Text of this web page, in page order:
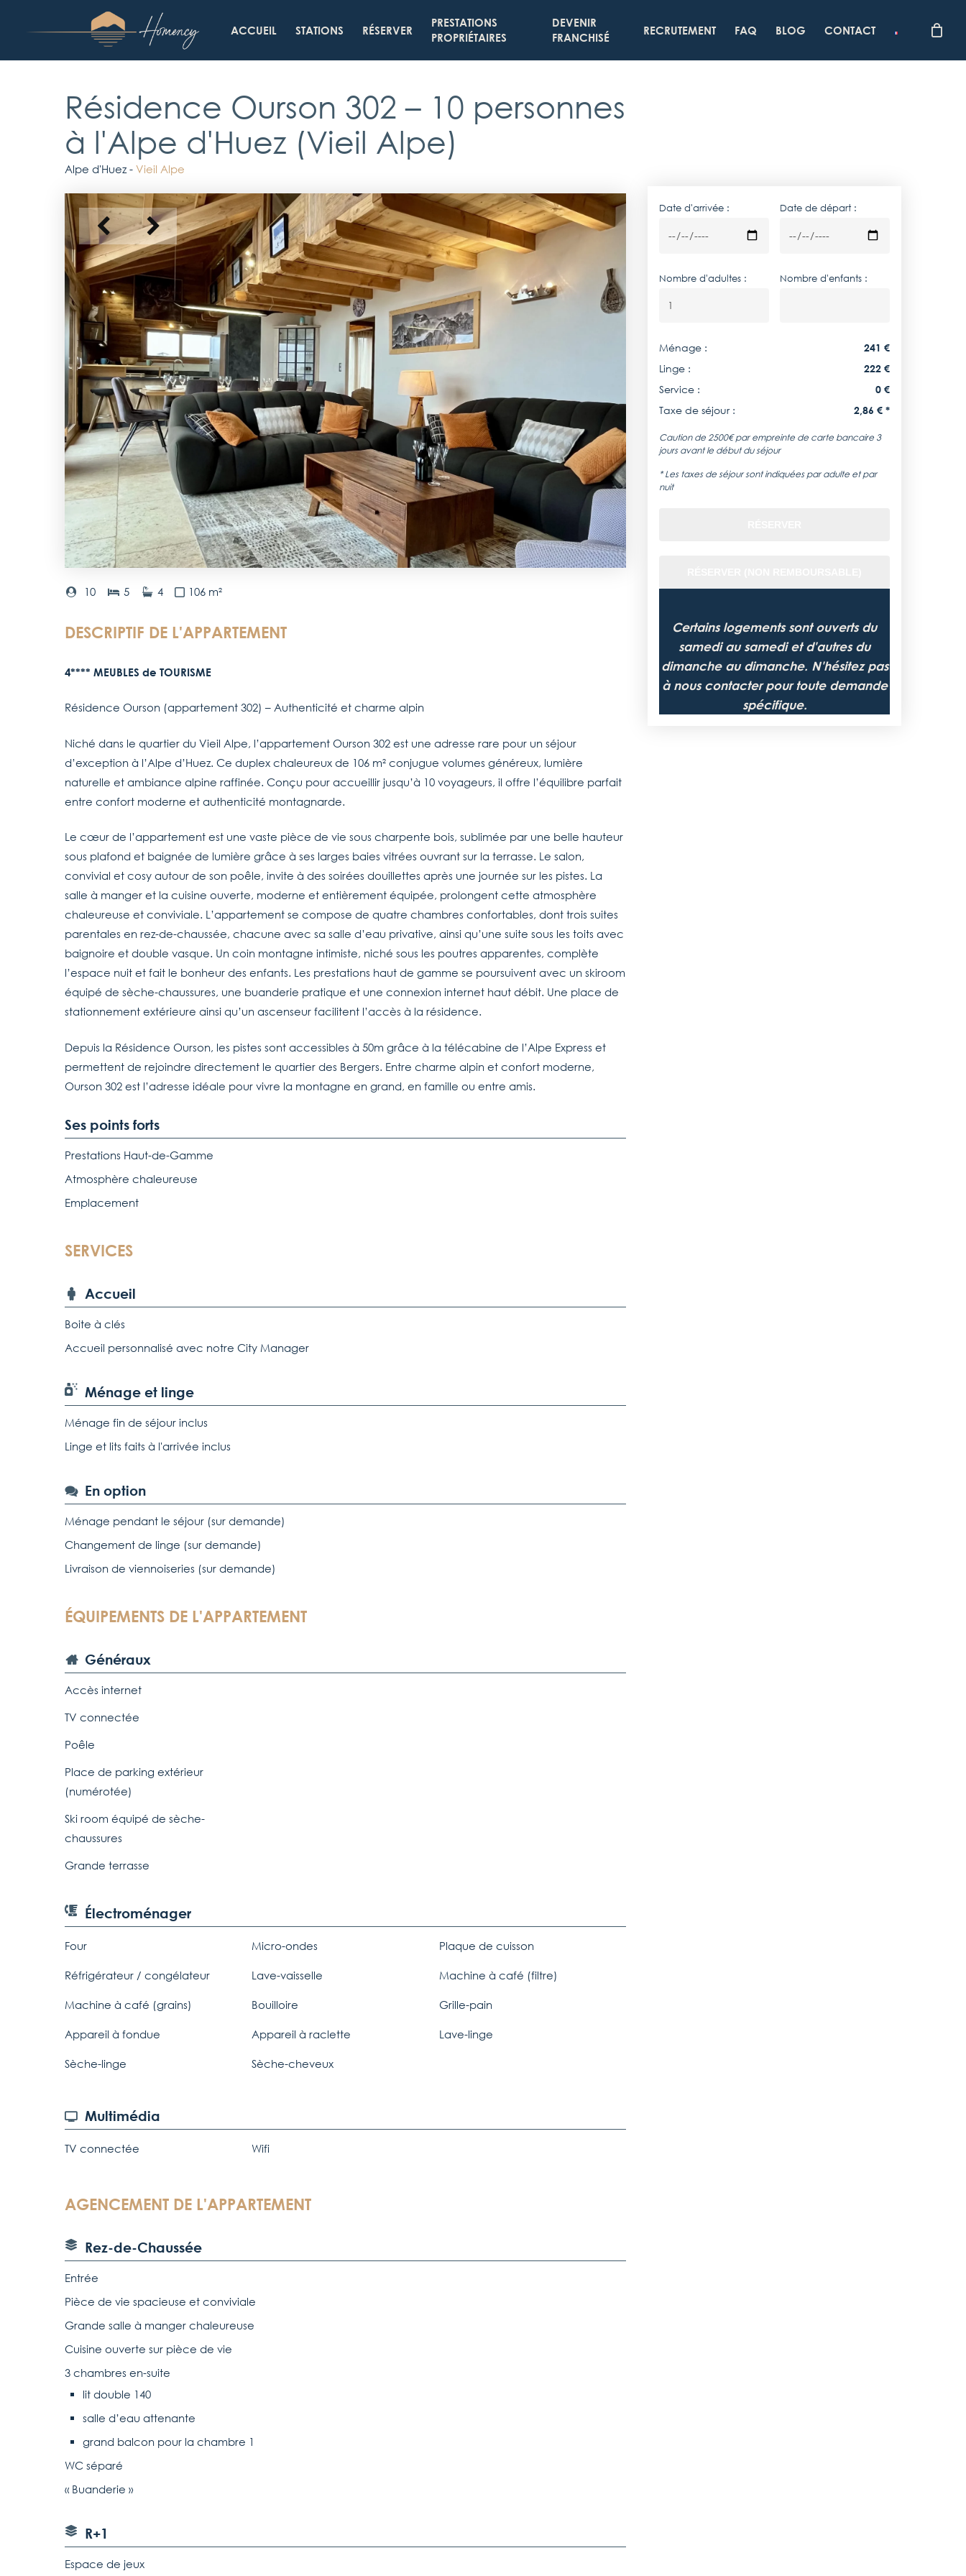
ACCUEIL STATIONS RÉSERVER
PRESTATIONS
PROPRIÉTAIRES
DEVENIR
FRANCHISÉ
RECRUTEMENT FAQ BLOG CONTACT
Résidence Ourson 302 – 10 personnes
à l'Alpe d'Huez (Vieil Alpe)
Alpe d'Huez - Vieil Alpe
10 5 4 106 m²
DESCRIPTIF DE L'APPARTEMENT
4**** MEUBLES de TOURISME
Résidence Ourson (appartement 302) – Authenticité et charme alpin
Niché dans le quartier du Vieil Alpe, l’appartement Ourson 302 est une adresse rare pour un séjour
d’exception à l’Alpe d’Huez. Ce duplex chaleureux de 106 m² conjugue volumes généreux, lumière
naturelle et ambiance alpine raffinée. Conçu pour accueillir jusqu’à 10 voyageurs, il offre l’équilibre parfait
entre confort moderne et authenticité montagnarde.
Le cœur de l’appartement est une vaste pièce de vie sous charpente bois, sublimée par une belle hauteur
sous plafond et baignée de lumière grâce à ses larges baies vitrées ouvrant sur la terrasse. Le salon,
convivial et cosy autour de son poêle, invite à des soirées douillettes après une journée sur les pistes. La
salle à manger et la cuisine ouverte, moderne et entièrement équipée, prolongent cette atmosphère
chaleureuse et conviviale. L’appartement se compose de quatre chambres confortables, dont trois suites
parentales en rez-de-chaussée, chacune avec sa salle d’eau privative, ainsi qu’une suite sous les toits avec
baignoire et double vasque. Un coin montagne intimiste, niché sous les poutres apparentes, complète
l’espace nuit et fait le bonheur des enfants. Les prestations haut de gamme se poursuivent avec un skiroom
équipé de sèche-chaussures, une buanderie pratique et une connexion internet haut débit. Une place de
stationnement extérieure ainsi qu’un ascenseur facilitent l’accès à la résidence.
Depuis la Résidence Ourson, les pistes sont accessibles à 50m grâce à la télécabine de l’Alpe Express et
permettent de rejoindre directement le quartier des Bergers. Entre charme alpin et confort moderne,
Ourson 302 est l’adresse idéale pour vivre la montagne en grand, en famille ou entre amis.
Ses points forts
Prestations Haut-de-Gamme
Atmosphère chaleureuse
Emplacement
SERVICES
Accueil
Boite à clés
Accueil personnalisé avec notre City Manager
Ménage et linge
Ménage fin de séjour inclus
Linge et lits faits à l'arrivée inclus
En option
Ménage pendant le séjour (sur demande)
Changement de linge (sur demande)
Livraison de viennoiseries (sur demande)
ÉQUIPEMENTS DE L'APPARTEMENT
Généraux
Accès internet
TV connectée
Poêle
Place de parking extérieur
(numérotée)
Ski room équipé de sèche-
chaussures
Grande terrasse
Électroménager
Four Micro-ondes Plaque de cuisson
Réfrigérateur / congélateur Lave-vaisselle Machine à café (filtre)
Machine à café (grains) Bouilloire Grille-pain
Appareil à fondue Appareil à raclette Lave-linge
Sèche-linge Sèche-cheveux
Multimédia
TV connectée Wifi
AGENCEMENT DE L'APPARTEMENT
Rez-de-Chaussée
Entrée
Pièce de vie spacieuse et conviviale
Grande salle à manger chaleureuse
Cuisine ouverte sur pièce de vie
3 chambres en-suite
lit double 140
salle d’eau attenante
grand balcon pour la chambre 1
WC séparé
« Buanderie »
R+1
Espace de jeux
Date d'arrivée : Date de départ :
Nombre d'adultes : Nombre d'enfants :
Ménage :
241 €
Linge :
222 €
Service :
0 €
Taxe de séjour :
2,86 € *
Caution de 2500€ par empreinte de carte bancaire 3
jours avant le début du séjour
* Les taxes de séjour sont indiquées par adulte et par
nuit
Certains logements sont ouverts du
samedi au samedi et d'autres du
dimanche au dimanche. N'hésitez pas
à nous contacter pour toute demande
spécifique.